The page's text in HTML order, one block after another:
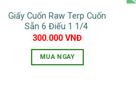
Giấy Cuốn Raw Terp Cuốn
Sẵn 6 Điếu 1 1/4
300.000VNĐ
MUA NGAY